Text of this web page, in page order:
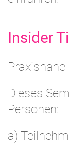
Insider
Dieses
Personen:
a)